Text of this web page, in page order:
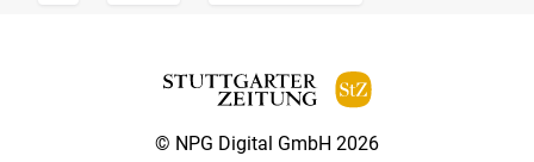
© NPG Digital GmbH 2026